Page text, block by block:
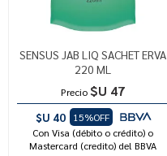
SENSUS JAB LIQ SACHET ERVA
220 ML
Precio $U 47
$U 40
15%OFF
Con Visa (débito o crédito) o
Mastercard (credito) del BBVA